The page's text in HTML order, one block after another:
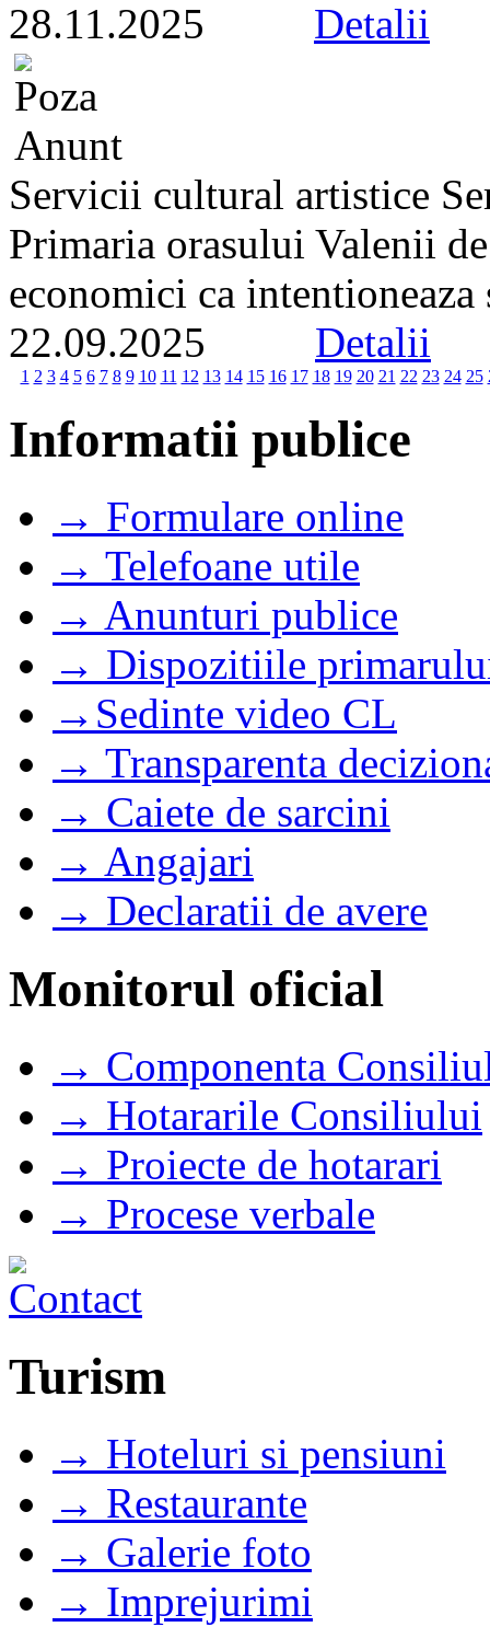
28.11.2025 Detalii
Servicii cultural artistice
Primaria orasului Valenii
economici ca
22.09.2025 Detalii
1 2 3 4 5 6 7 8 9 10 11 12 13 14 15 16 17 18 19 20 21 22 23 24 25
Informatii publice
→ Formulare online
→ Telefoane utile
→ Anunturi publice
→ Dispozitiile
→Sedinte video CL
→ Transparenta
→ Caiete de sarcini
→ Angajari
→ Declaratii de avere
Monitorul oficial
→ Componenta
→ Hotararile Consiliului
→ Proiecte de hotarari
→ Procese verbale
Turism
→ Hoteluri si pensiuni
→ Restaurante
→ Galerie foto
→ Imprejurimi